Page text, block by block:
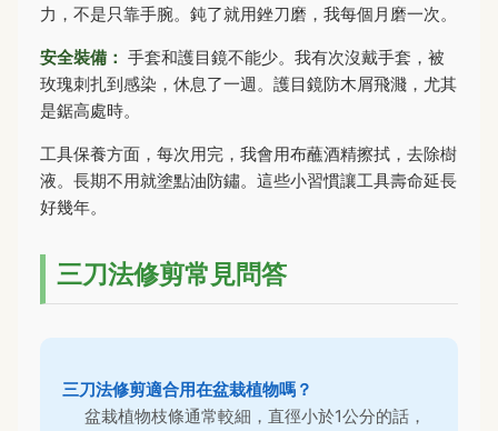
力，不是只靠手腕。鈍了就用銼刀磨，我每個月磨一次。
安全裝備： 手套和護目鏡不能少。我有次沒戴手套，被
玫瑰刺扎到感染，休息了一週。護目鏡防木屑飛濺，尤其
是鋸高處時。
工具保養方面，每次用完，我會用布蘸酒精擦拭，去除樹
液。長期不用就塗點油防鏽。這些小習慣讓工具壽命延長
好幾年。
三刀法修剪常見問答
三刀法修剪適合用在盆栽植物嗎？
盆栽植物枝條通常較細，直徑小於1公分的話，